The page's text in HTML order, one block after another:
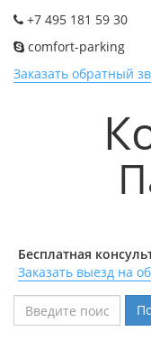
+7 495 181 59 30
comfort-parking
Заказать обратный
Бесплатная
Заказать выезд на